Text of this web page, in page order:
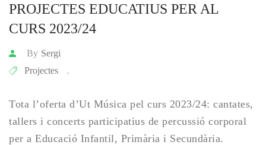
PROJECTES EDUCATIUS PER AL
CURS 2023/24
By Sergi
Projectes
,
Tota l’oferta d’Ut Música pel curs 2023/24: cantates,
tallers i concerts participatius de percussió corporal
per a Educació Infantil, Primària i Secundària.